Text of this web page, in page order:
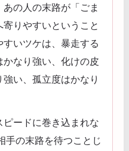
の人の末路が「ごま
りやすいということ
いツケは、暴走する
なり強い、化けの皮
い、孤立度はかなり
ピードに巻き込まれな
手の末路を待つことじ